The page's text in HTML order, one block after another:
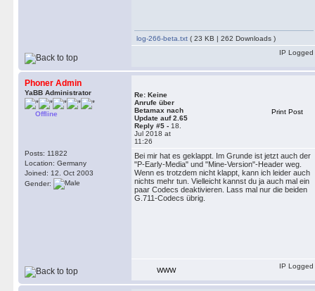
log-266-beta.txt ( 23 KB | 262 Downloads )
IP Logged
Phoner Admin
YaBB Administrator
Offline
Posts: 11822
Location: Germany
Joined: 12. Oct 2003
Gender:
Re: Keine
Anrufe über
Betamax nach
Update auf 2.65
Reply #5 - 18.
Jul 2018 at
11:26
Print Post
Bei mir hat es geklappt. Im Grunde ist jetzt auch der
"P-Early-Media" und "Mine-Version"-Header weg.
Wenn es trotzdem nicht klappt, kann ich leider auch
nichts mehr tun. Vielleicht kannst du ja auch mal ein
paar Codecs deaktivieren. Lass mal nur die beiden
G.711-Codecs übrig.
WWW
IP Logged